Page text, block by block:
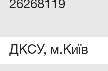
26268119
ДКСУ, м.Київ